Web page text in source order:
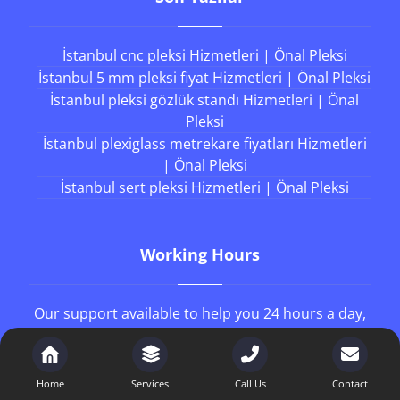
İstanbul cnc pleksi Hizmetleri | Önal Pleksi
İstanbul 5 mm pleksi fiyat Hizmetleri | Önal Pleksi
İstanbul pleksi gözlük standı Hizmetleri | Önal
Pleksi
İstanbul plexiglass metrekare fiyatları Hizmetleri
| Önal Pleksi
İstanbul sert pleksi Hizmetleri | Önal Pleksi
Working Hours
Our support available to help you 24 hours a day,
Monday to Friday
Home Services Call Us Contact